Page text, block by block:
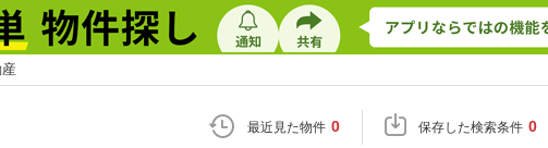
最近見た物件 0 保存した検索条件 0